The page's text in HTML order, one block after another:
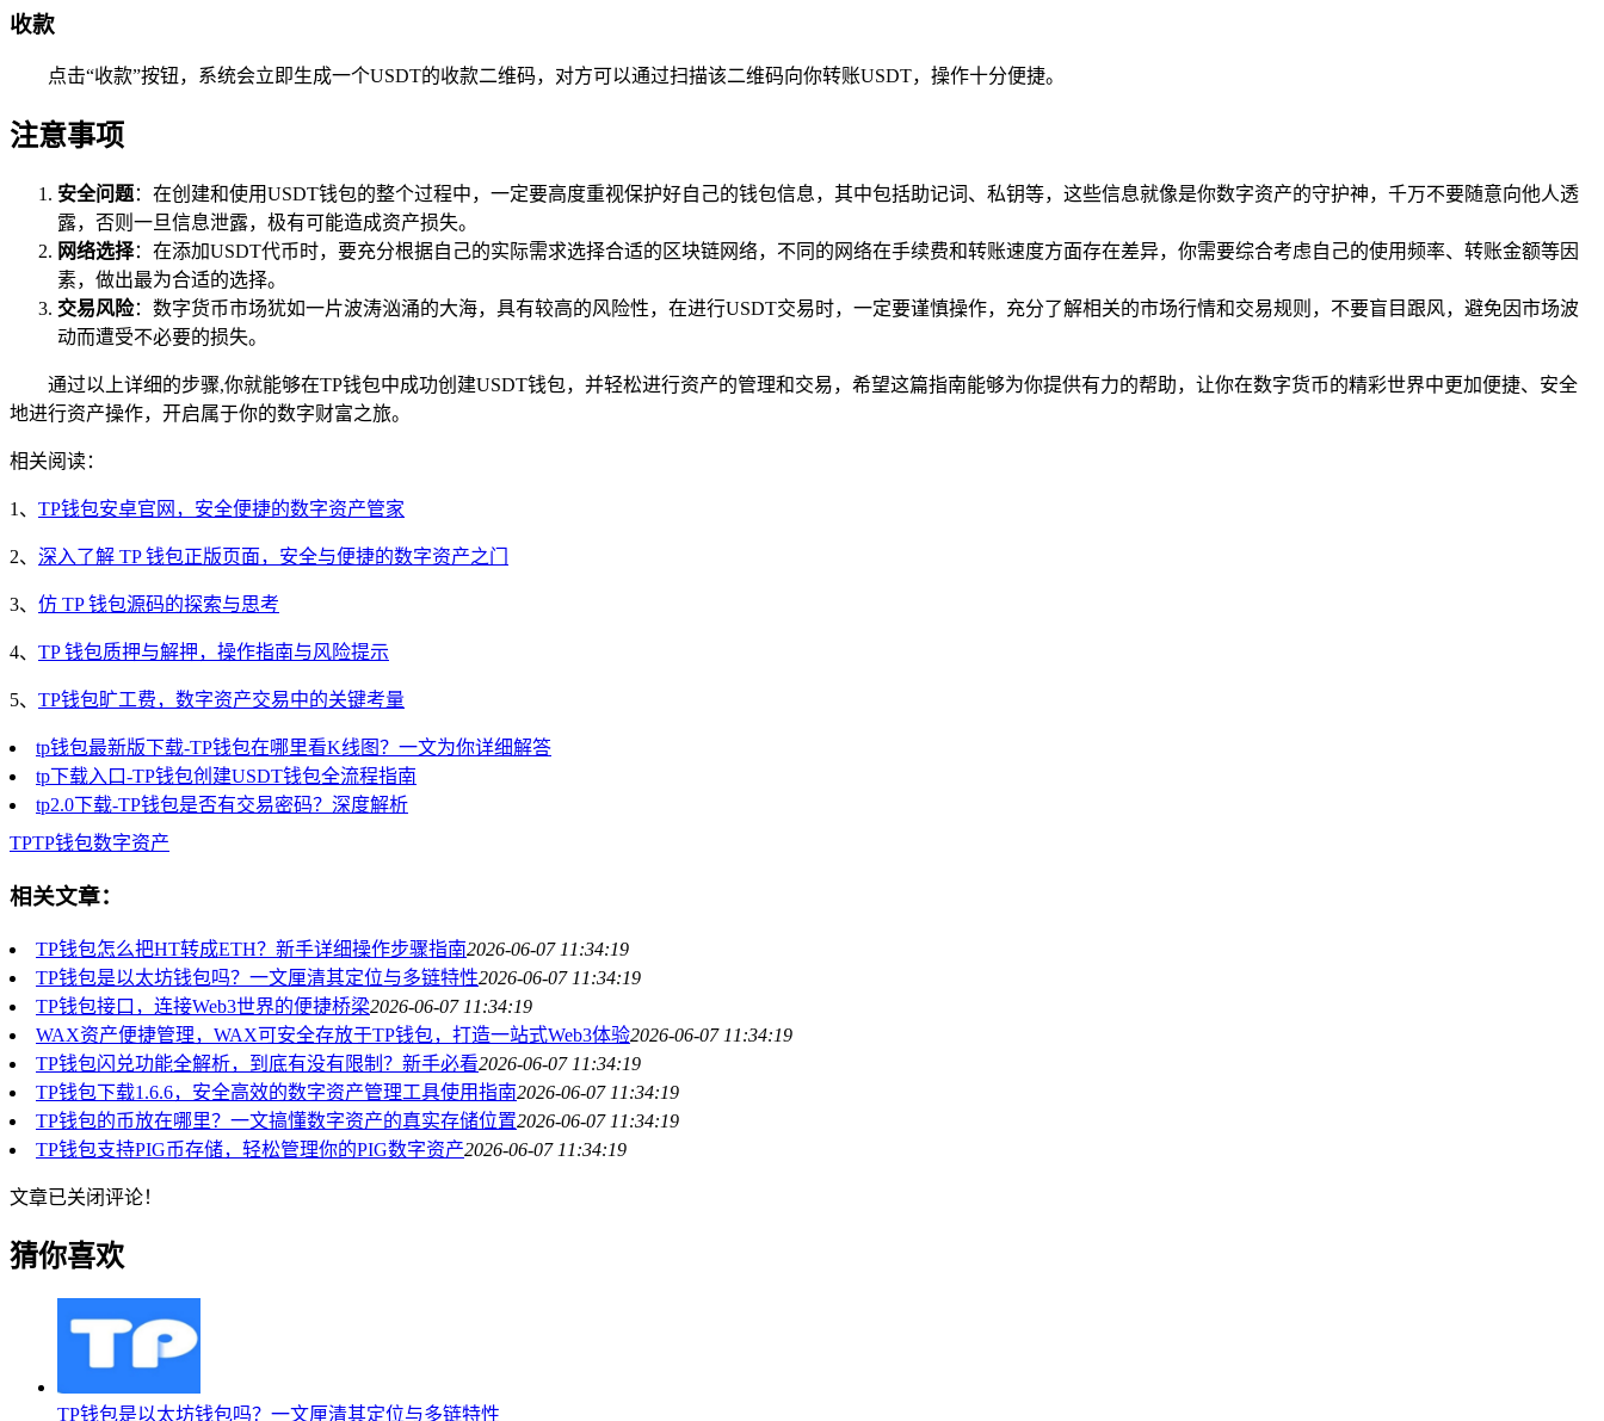
收款
点击“收款”按钮，系统会立即生成一个USDT的收款二维码，对方可以通过扫描该二维码向你转账USDT，操作十分便捷。
注意事项
安全问题：在创建和使用USDT钱包的整个过程中，一定要高度重视保护好自己的钱包信息，其中包括助记词、私钥等，这些信息就像是你数字资产的守护神，千万不要随意向他人透
露，否则一旦信息泄露，极有可能造成资产损失。
网络选择：在添加USDT代币时，要充分根据自己的实际需求选择合适的区块链网络，不同的网络在手续费和转账速度方面存在差异，你需要综合考虑自己的使用频率、转账金额等因
素，做出最为合适的选择。
交易风险：数字货币市场犹如一片波涛汹涌的大海，具有较高的风险性，在进行USDT交易时，一定要谨慎操作，充分了解相关的市场行情和交易规则，不要盲目跟风，避免因市场波
动而遭受不必要的损失。
通过以上详细的步骤,你就能够在TP钱包中成功创建USDT钱包，并轻松进行资产的管理和交易，希望这篇指南能够为你提供有力的帮助，让你在数字货币的精彩世界中更加便捷、安全
地进行资产操作，开启属于你的数字财富之旅。
相关阅读：
1、 TP钱包安卓官网，安全便捷的数字资产管家
2、 深入了解 TP 钱包正版页面，安全与便捷的数字资产之门
3、 仿 TP 钱包源码的探索与思考
4、 TP 钱包质押与解押，操作指南与风险提示
5、 TP钱包旷工费，数字资产交易中的关键考量
tp钱包最新版下载-TP钱包在哪里看K线图？一文为你详细解答
tp下载入口-TP钱包创建USDT钱包全流程指南
tp2.0下载-TP钱包是否有交易密码？深度解析
TPTP钱包数字资产
相关文章：
TP钱包怎么把HT转成ETH？新手详细操作步骤指南2026-06-07 11:34:19
TP钱包是以太坊钱包吗？一文厘清其定位与多链特性2026-06-07 11:34:19
TP钱包接口，连接Web3世界的便捷桥梁2026-06-07 11:34:19
WAX资产便捷管理，WAX可安全存放于TP钱包，打造一站式Web3体验2026-06-07 11:34:19
TP钱包闪兑功能全解析，到底有没有限制？新手必看2026-06-07 11:34:19
TP钱包下载1.6.6，安全高效的数字资产管理工具使用指南2026-06-07 11:34:19
TP钱包的币放在哪里？一文搞懂数字资产的真实存储位置2026-06-07 11:34:19
TP钱包支持PIG币存储，轻松管理你的PIG数字资产2026-06-07 11:34:19
文章已关闭评论！
猜你喜欢
TP钱包是以太坊钱包吗？一文厘清其定位与多链特性